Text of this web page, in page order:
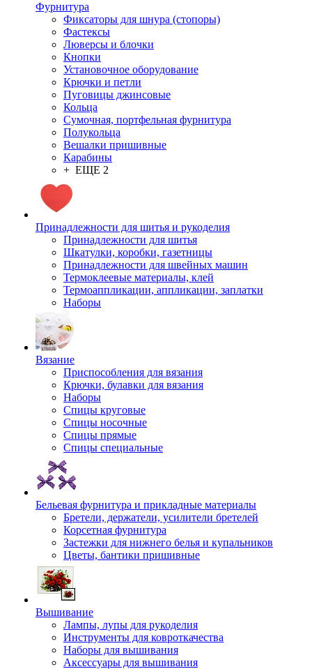
Фурнитура
Фиксаторы для шнура (стопоры)
Фастексы
Люверсы и блочки
Кнопки
Установочное оборудование
Крючки и петли
Пуговицы джинсовые
Кольца
Сумочная, портфельная фурнитура
Полукольца
Вешалки пришивные
Карабины
+ ЕЩЕ 2
Принадлежности для шитья и рукоделия
Принадлежности для шитья
Шкатулки, коробки, газетницы
Принадлежности для швейных машин
Термоклеевые материалы, клей
Термоаппликации, аппликации, заплатки
Наборы
Вязание
Приспособления для вязания
Крючки, булавки для вязания
Наборы
Спицы круговые
Спицы носочные
Спицы прямые
Спицы специальные
Бельевая фурнитура и прикладные материалы
Бретели, держатели, усилители бретелей
Корсетная фурнитура
Застежки для нижнего белья и купальников
Цветы, бантики пришивные
Вышивание
Лампы, лупы для рукоделия
Инструменты для ковроткачества
Наборы для вышивания
Аксессуары для вышивания